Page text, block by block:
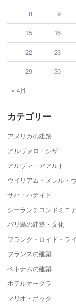
« 4月
8 9
15 16
22 23
29 30
カテゴリー
アメリカの建築
アルヴァロ・シザ
アルヴァ・アアルト
ウイリアム・メレル・
ザハ・ハディド
シーランチコンドミニ
バリ島の建築・文化
フランク・ロイド・ラ
フランスの建築
ベトナムの建築
ホテルオークラ
マリオ・ボッタ